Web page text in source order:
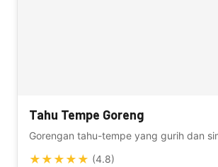
Tahu Tempe Goreng
Gorengan tahu-tempe yang gurih dan
★ ★ ★ ★ ★ (4.8)